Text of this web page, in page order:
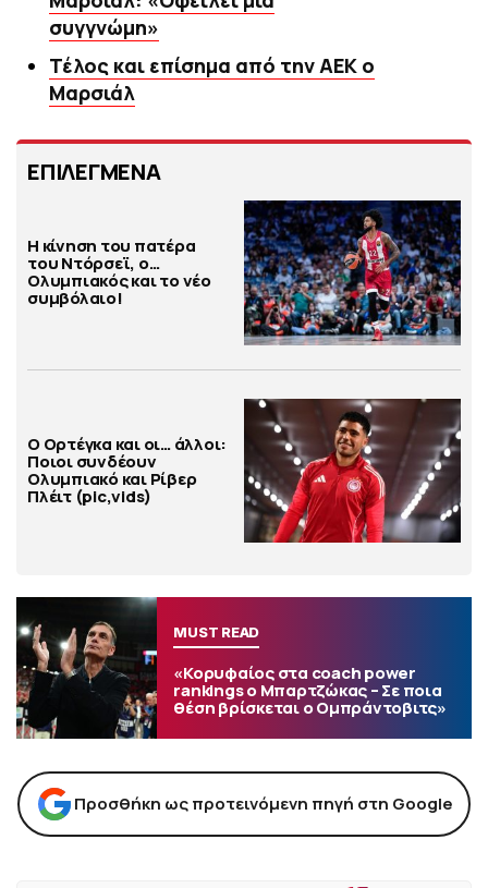
συγγνώμη»
Τέλος και επίσημα από την ΑΕΚ ο
Μαρσιάλ
ΕΠΙΛΕΓΜΕΝΑ
Η κίνηση του πατέρα
του Ντόρσεϊ, ο…
Ολυμπιακός και το νέο
συμβόλαιο!
Ο Ορτέγκα και οι… άλλοι:
Ποιοι συνδέουν
Ολυμπιακό και Ρίβερ
Πλέιτ (pic,vids)
MUST READ
«Κορυφαίος στα coach power
rankings ο Μπαρτζώκας – Σε ποια
θέση βρίσκεται ο Ομπράντοβιτς»
Προσθήκη ως προτεινόμενη πηγή στη Google